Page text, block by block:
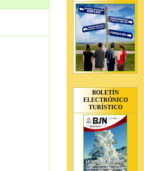
BOLETÍN
ELECTRÓNICO
TURÍSTICO